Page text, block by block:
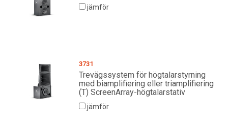
jämför
3731
Trevägssystem för högtalarstyrning
med biamplifiering eller triamplifiering
(T) ScreenArray-högtalarstativ
jämför